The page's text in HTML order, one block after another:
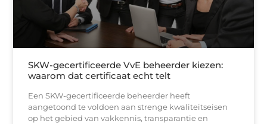
SKW-gecertificeerde VvE beheerder kiezen:
waarom dat certificaat echt telt
Een SKW-gecertificeerde beheerder heeft
aangetoond te voldoen aan strenge kwaliteitseisen
op het gebied van vakkennis, transparantie en